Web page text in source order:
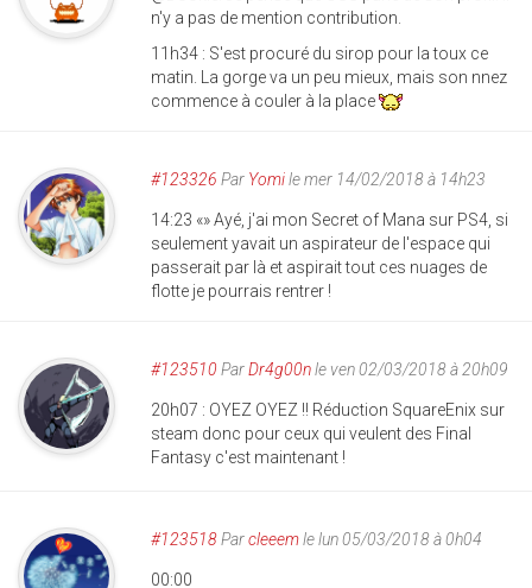
n'y a pas de mention contribution.
11h34 : S'est procuré du sirop pour la toux ce
matin. La gorge va un peu mieux, mais son nnez
commence à couler à la place
#123326 Par Yomile mer 14/02/2018 à 14h23
14:23 «» Ayé, j'ai mon Secret of Mana sur PS4, si
seulement yavait un aspirateur de l'espace qui
passerait par là et aspirait tout ces nuages de
flotte je pourrais rentrer !
#123510 ParDr4g00nle ven 02/03/2018 à 20h09
20h07 : OYEZ OYEZ !! Réduction SquareEnix sur
steam donc pour ceux qui veulent des Final
Fantasy c'est maintenant !
#123518Parcleeemle lun 05/03/2018 à 0h04
00:00